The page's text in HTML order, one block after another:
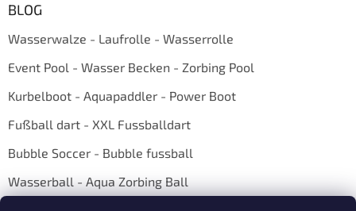
BLOG
Wasserwalze - Laufrolle - Wasserrolle
Event Pool - Wasser Becken - Zorbing Pool
Kurbelboot - Aquapaddler - Power Boot
Fußball dart - XXL Fussballdart
Bubble Soccer - Bubble fussball
Wasserball - Aqua Zorbing Ball